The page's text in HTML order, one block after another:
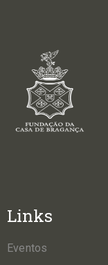
Links
Eventos